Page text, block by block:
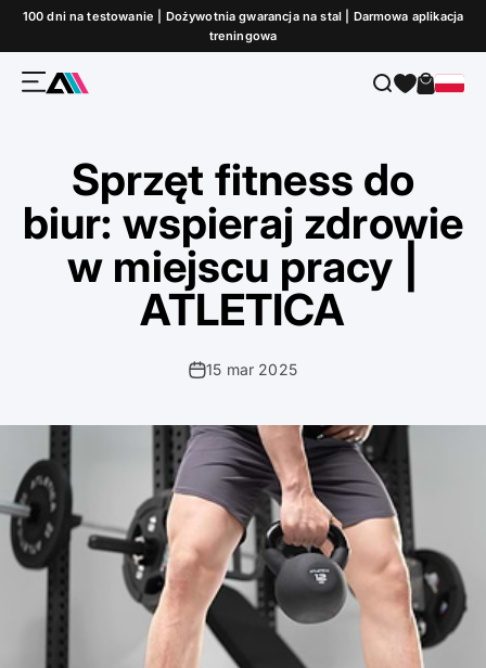
Przejdź do treści
100 dni na testowanie | Dożywotnia gwarancja na stal | Darmowa aplikacja
treningowa
MenuATLETICA SzukajKoszyk
Sprzęt fitness do
biur: wspieraj zdrowie
w miejscu pracy |
ATLETICA
15 mar 2025